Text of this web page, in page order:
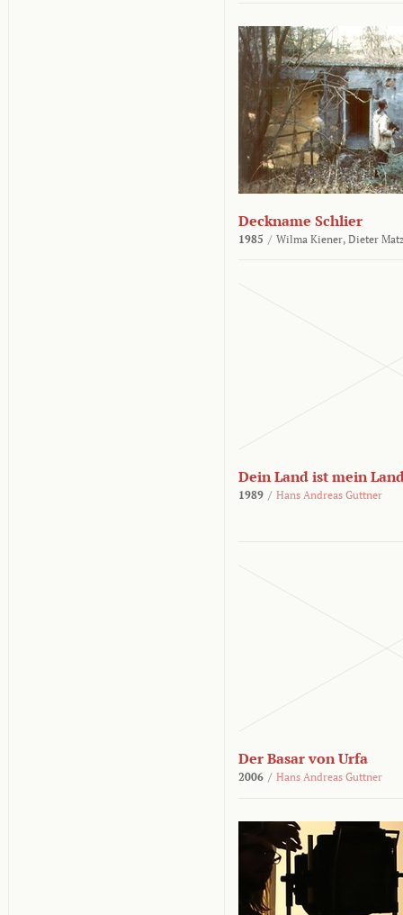
Deckname Schlier
1985 / Wilma Kiener, Dieter
Dein Land ist mein
1989 / Hans Andreas Guttner
Der Basar von Urfa
2006 / Hans Andreas Guttner